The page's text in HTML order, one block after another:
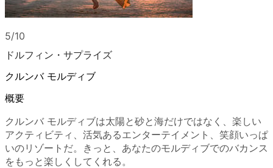
5/10
ドルフィン・サプライズ
クルンバ モルディブ
概要
クルンバ モルディブは太陽と砂と海だけではなく、楽しい
アクティビティ、活気あるエンターテイメント、笑顔いっぱ
いのリゾートだ。きっと、あなたのモルディブでのバカンス
をもっと楽しくしてくれる。